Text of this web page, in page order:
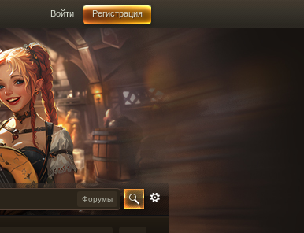
Войти Регистрация
Форумы